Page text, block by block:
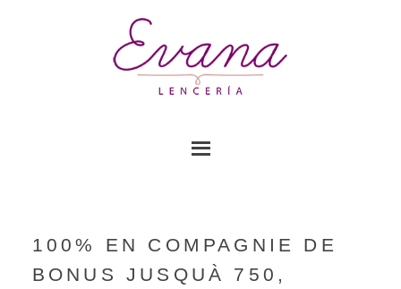
100% EN COMPAGNIE DE
BONUS JUSQUÀ 750,